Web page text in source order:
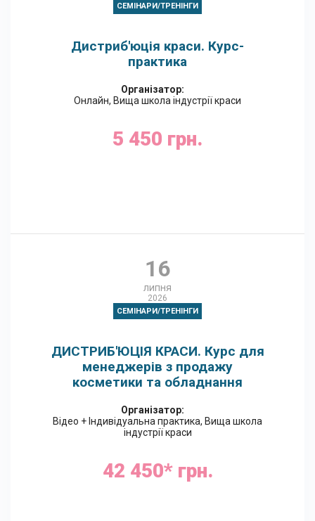
СЕМІНАРИ/ТРЕНІНГИ
Дистриб'юція краси. Курс-
практика
Організатор:
Онлайн, Вища школа індустрії краси
5 450 грн.
16
липня
2026
СЕМІНАРИ/ТРЕНІНГИ
ДИСТРИБ'ЮЦІЯ КРАСИ. Курс для
менеджерів з продажу
косметики та обладнання
Організатор:
Відео + Індивідуальна практика, Вища школа
індустрії краси
42 450* грн.